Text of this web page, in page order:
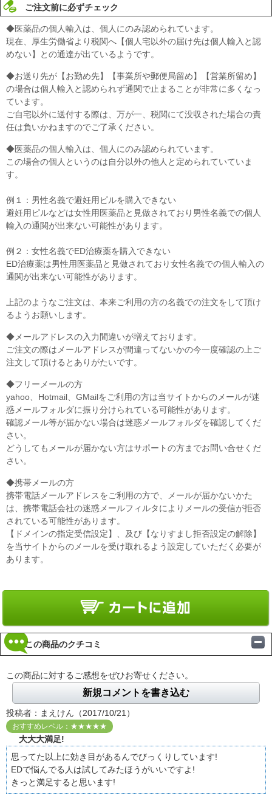
ご注文前に必ずチェック
◆医薬品の個人輸入は、個人にのみ認められています。
現在、厚生労働省より税関へ【個人宅以外の届け先は個人輸入と認
めない】との通達が出ているようです。
◆お送り先が【お勤め先】【事業所や郵便局留め】【営業所留め】
の場合は個人輸入と認められず通関で止まることが非常に多くなっ
ています。
ご自宅以外に送付する際は、万が一、税関にて没収された場合の責
任は負いかねますのでご了承ください。
◆医薬品の個人輸入は、個人にのみ認められています。
この場合の個人というのは自分以外の他人と定められていていま
す。
例１：男性名義で避妊用ピルを購入できない
避妊用ピルなどは女性用医薬品と見做されており男性名義での個人
輸入の通関が出来ない可能性があります。
例２：女性名義でED治療薬を購入できない
ED治療薬は男性用医薬品と見做されており女性名義での個人輸入の
通関が出来ない可能性があります。
上記のようなご注文は、本来ご利用の方の名義での注文をして頂け
るようお願いします。
◆メールアドレスの入力間違いが増えております。
ご注文の際はメールアドレスが間違ってないかの今一度確認の上ご
注文して頂けるとありがたいです。
◆フリーメールの方
yahoo、Hotmail、GMailをご利用の方は当サイトからのメールが迷
惑メールフォルダに振り分けられている可能性があります。
確認メール等が届かない場合は迷惑メールフォルダを確認してくだ
さい。
どうしてもメールが届かない方はサポートの方までお問い合せくだ
さい。
◆携帯メールの方
携帯電話メールアドレスをご利用の方で、メールが届かないかた
は、携帯電話会社の迷惑メールフィルタによりメールの受信が拒否
されている可能性があります。
【ドメインの指定受信設定】、及び【なりすまし拒否設定の解除】
を当サイトからのメールを受け取れるよう設定していただく必要が
あります。
この商品のクチコミ
この商品に対するご感想をぜひお寄せください。
新規コメントを書き込む
投稿者：まえけん（2017/10/21）
おすすめレベル：★★★★★
大大大満足!
思ってた以上に効き目があるんでびっくりしています!
EDで悩んでる人は試してみたほうがいいですよ!
きっと満足すると思います!